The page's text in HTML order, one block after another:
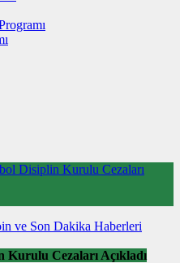
Disiplin Kurulu Cezaları
ve Son Dakika Haberleri
Cezaları Açıkladı